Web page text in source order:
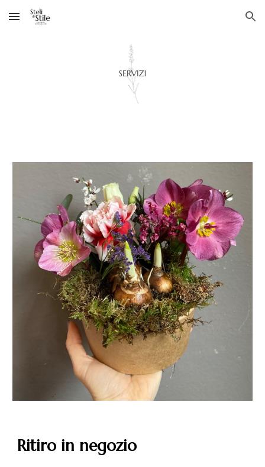
Skip to main content Skip to navigation
Ritiro in negozio